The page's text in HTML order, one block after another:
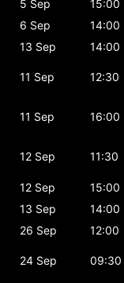
5 Sep
15:00
6 Sep
14:00
13 Sep
14:00
11 Sep 12:30
11 Sep 16:00
12 Sep 11:30
12 Sep
15:00
13 Sep
14:00
26 Sep
12:00
24 Sep 09:30